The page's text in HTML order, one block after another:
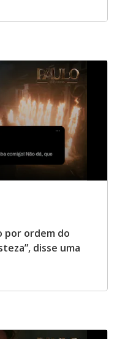
por ordem do
disse uma